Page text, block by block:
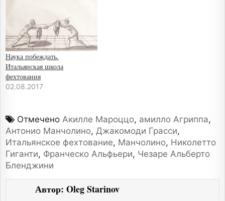
Наука побеждать.
Итальянская школа
фехтования
02.08.2017
Отмечено Акилле Мароццо, амилло Агриппа,
Антонио Манчолино, Джакомоди Грасси,
Итальянское фехтование, Манчолино, Николетто
Гиганти, Франческо Альфьери, Чезаре Альберто
Бленджини
Автор:Oleg Starinov